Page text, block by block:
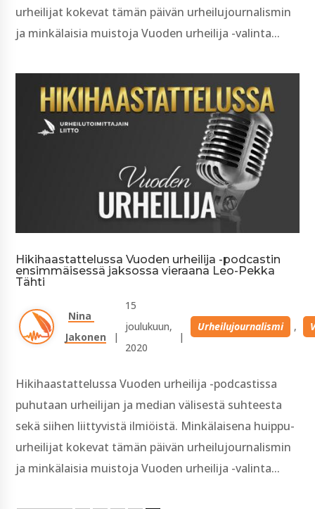
urheilijat kokevat tämän päivän urheilujournalismin
ja minkälaisia muistoja Vuoden urheilija -valinta...
Hikihaastattelussa Vuoden urheilija -podcastin
ensimmäisessä jaksossa vieraana Leo-Pekka
Tähti
Nina
Jakonen
|
15
joulukuun,
2020
|
Urheilujournalismi ,
Hikihaastattelussa Vuoden urheilija -podcastissa
puhutaan urheilijan ja median välisestä suhteesta
sekä siihen liittyvistä ilmiöistä. Minkälaisena huippu-
urheilijat kokevat tämän päivän urheilujournalismin
ja minkälaisia muistoja Vuoden urheilija -valinta...